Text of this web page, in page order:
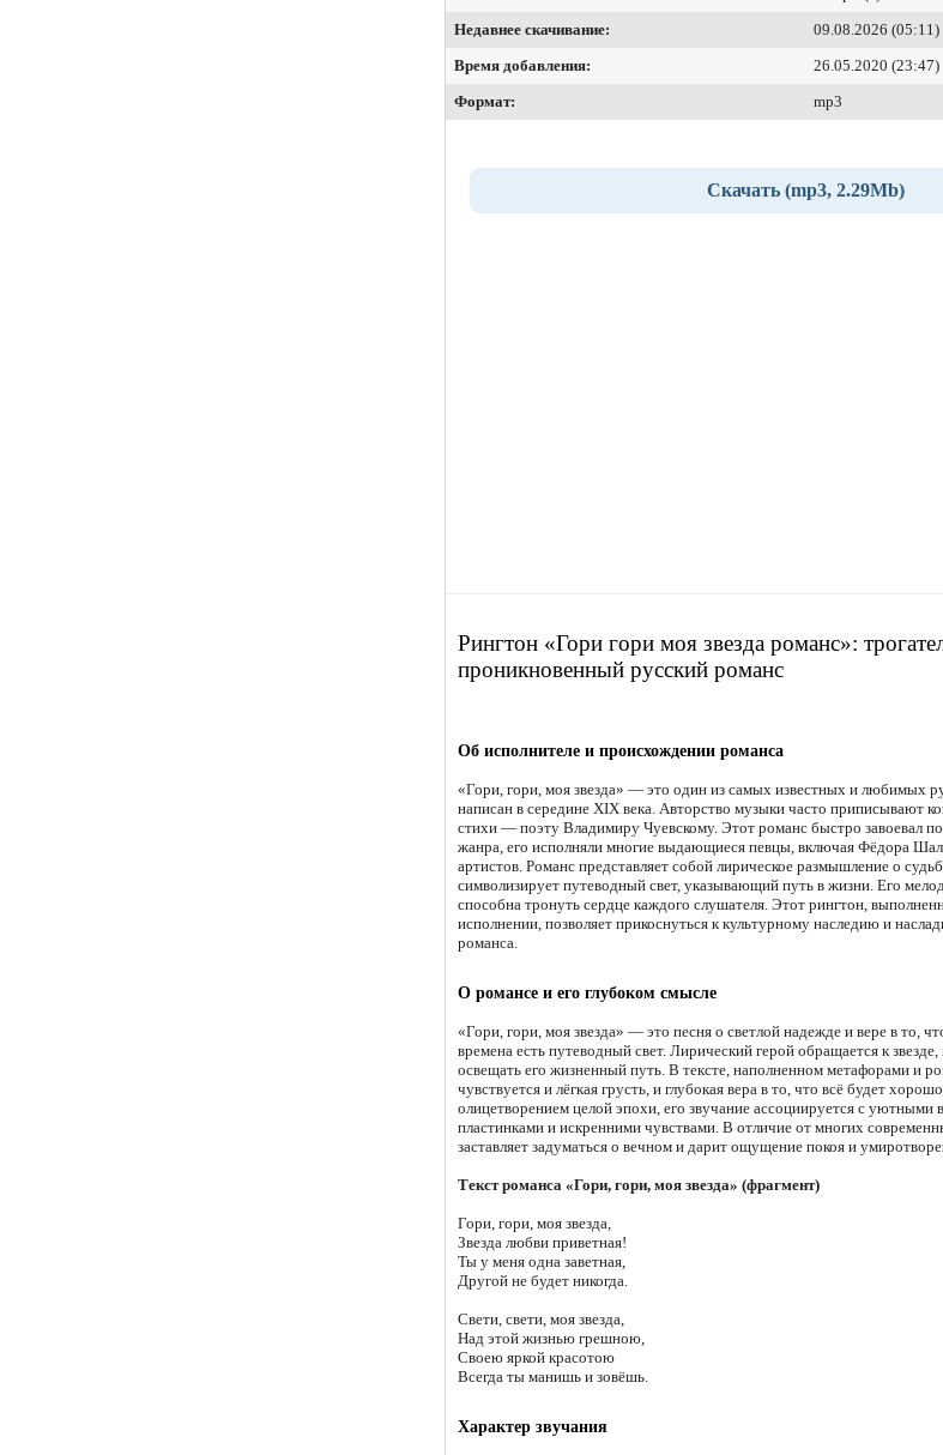
Недавнее скачивание:
09.08.2026 (05:11)
Время добавления:
26.05.2020 (23:47)
Формат:
mp3
Скачать (mp3, 2.29Mb)
Рингтон «Гори гори моя звезда романс»:
проникновенный русский романс
Об исполнителе и происхождении романса
«Гори, гори, моя звезда» — это один из самых известных и любимых
написан в середине XIX века. Авторство музыки часто приписывают
стихи — поэту Владимиру Чуевскому. Этот романс быстро завоевал
жанра, его исполняли многие выдающиеся певцы, включая Фёдора
артистов. Романс представляет собой лирическое размышление о
символизирует путеводный свет, указывающий путь в жизни. Его
способна тронуть сердце каждого слушателя. Этот рингтон,
исполнении, позволяет прикоснуться к культурному наследию и
романса.
О романсе и его глубоком смысле
«Гори, гори, моя звезда» — это песня о светлой надежде и вере в то,
времена есть путеводный свет. Лирический герой обращается к
освещать его жизненный путь. В тексте, наполненном метафорами и
чувствуется и лёгкая грусть, и глубокая вера в то, что всё будет
олицетворением целой эпохи, его звучание ассоциируется с уютными
пластинками и искренними чувствами. В отличие от многих
заставляет задуматься о вечном и дарит ощущение покоя и
Текст романса «Гори, гори, моя звезда» (фрагмент)
Гори, гори, моя звезда,
Звезда любви приветная!
Ты у меня одна заветная,
Другой не будет никогда.
Свети, свети, моя звезда,
Над этой жизнью грешною,
Своею яркой красотою
Всегда ты манишь и зовёшь.
Характер звучания